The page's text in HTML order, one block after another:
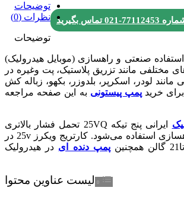
77112453-021 تماس بگیرید
توضیحات
نظرات (0)
توضیحات
صنعتی و راهسازی (موبایل هیدرولیک)
مختلفی مانند تزریق پلاستیک، پت وغیره در
لودر، اسکرپر، بلدوزر، بکهو، زباله کش
برای خریدپمپ پیستونی به این صفحه مراجعه
ایرانی پنج تیکه 25VQ تحمل فشار بالاتری
دارند که اکثرا در راهسازی استفاده می‌شود. کارتریج ویکرز 25v در
پمپ دنده ای در هیدرولیک
لیست عناوین محتوا